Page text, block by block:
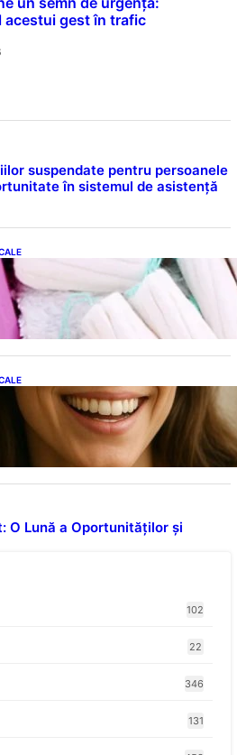
acestui gest în trafic
suspendate pentru persoanele
în sistemul de asistență
menstruale: O analiză profundă
legate de metale toxice
care protejează inima:
recente despre beneficiile
zilnic
O Lună a Oportunităților și
102
22
346
131